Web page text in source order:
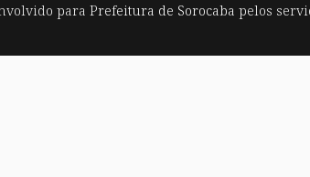
paraPrefeitura de Sorocaba pelos